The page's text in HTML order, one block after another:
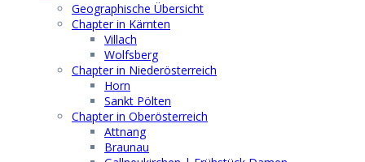
Geographische Übersicht
Chapter in Kärnten
Villach
Wolfsberg
Chapter in Niederösterreich
Horn
Sankt Pölten
Chapter in Oberösterreich
Attnang
Braunau